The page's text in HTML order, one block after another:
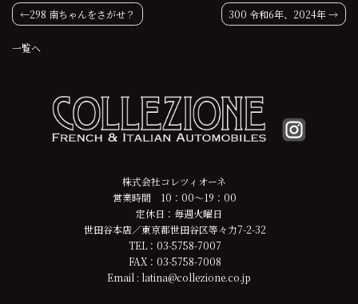
投
稿
298 南ちゃんをさがせ？ 300 令和6年、2024年
一覧へ
株式会社コレツィオーネ
営業時間 10：00～19：00
定休日：毎週火曜日
世田谷本店／東京都世田谷区等々力7-2-32
TEL：03-5758-7007
FAX：03-5758-7008
Email : latina@collezione.co.jp